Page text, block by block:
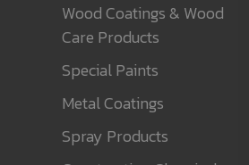
Wood Coatings & Wood
Care Products
Special Paints
Metal Coatings
Spray Products